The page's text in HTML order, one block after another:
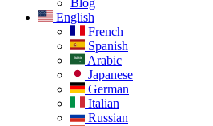
Blog
English
French
Spanish
Arabic
Japanese
German
Italian
Russian